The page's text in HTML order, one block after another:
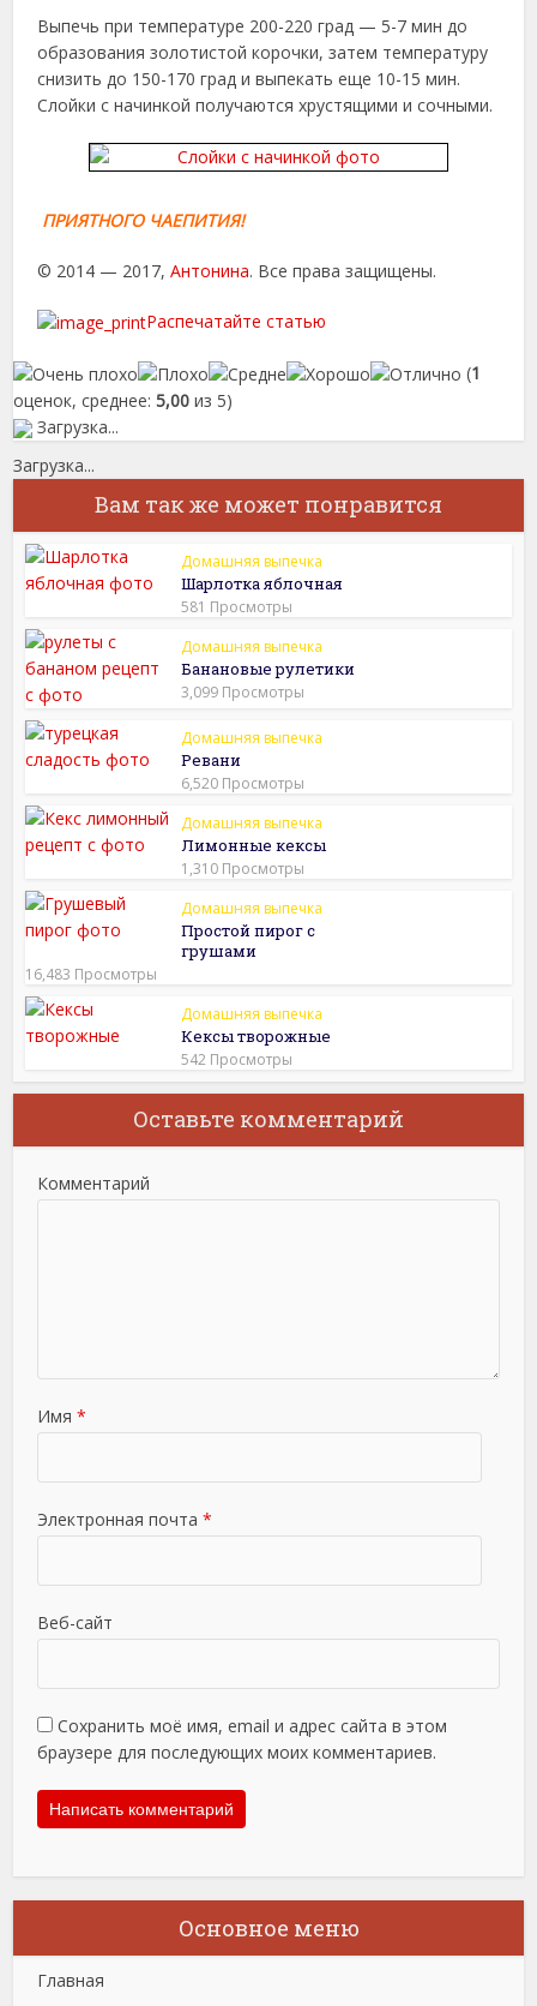
Выпечь при температуре 200-220 град — 5-7 мин до
образования золотистой корочки, затем температуру
снизить до 150-170 град и выпекать еще 10-15 мин.
Слойки с начинкой получаются хрустящими и сочными.
ПРИЯТНОГО ЧАЕПИТИЯ!
© 2014 — 2017,Антонина. Все права защищены.
Распечатайте статью
(1
оценок, среднее:5,00 из 5)
Загрузка...
Загрузка...
Вам так же может понравится
Домашняя выпечка
Шарлотка яблочная
581 Просмотры
Домашняя выпечка
Банановые рулетики
3,099 Просмотры
Домашняя выпечка
Ревани
6,520 Просмотры
Домашняя выпечка
Лимонные кексы
1,310 Просмотры
Домашняя выпечка
Простой пирог с
грушами
16,483 Просмотры
Домашняя выпечка
Кексы творожные
542 Просмотры
Оставьте комментарий
Комментарий
Имя *
Электронная почта *
Веб-сайт
Сохранить моё имя, email и адрес сайта в этом
браузере для последующих моих комментариев.
Основное меню
Главная